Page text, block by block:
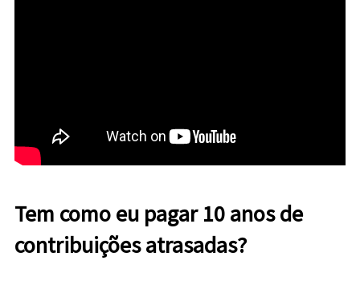
Tem como eu pagar 10 anos de
contribuições atrasadas?